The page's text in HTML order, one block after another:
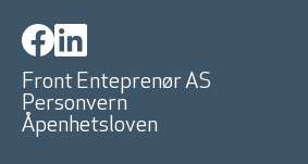
Front Enteprenør AS
Personvern
Åpenhetsloven